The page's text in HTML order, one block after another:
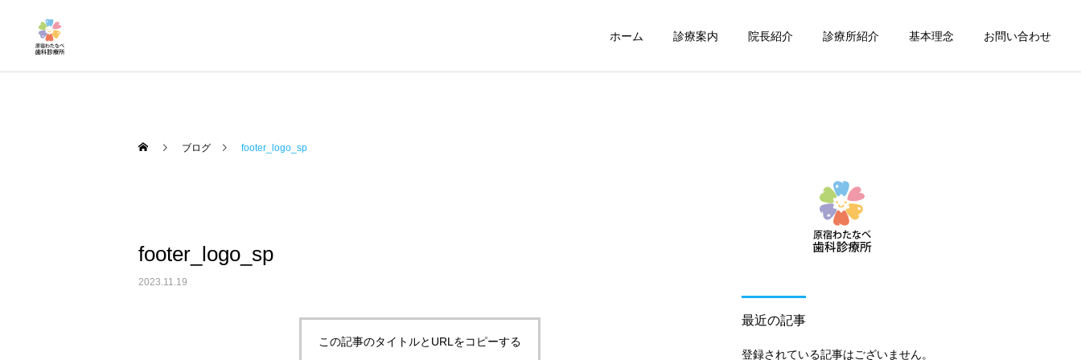
ホーム 診療案内 院長紹介 診療所紹介 基本理念 お問い合わせ
摂食嚥下機能療法
ブログ footer_logo_sp
footer_logo_sp
2023.11.19
この記事のタイトルとURLをコピーする
最近の記事
登録されている記事はございません。